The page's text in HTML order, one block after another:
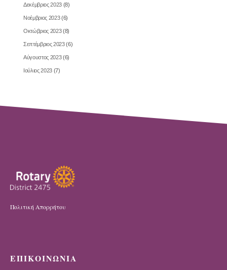
Δεκέμβριος 2023 (8)
Νοέμβριος 2023(6)
Οκτώβριος 2023(8)
Σεπτέμβριος 2023(6)
Αύγουστος 2023(6)
Ιούλιος 2023 (7)
Πολιτική Απορρήτου
ΕΠΙΚΟΙΝΩΝΙΑ